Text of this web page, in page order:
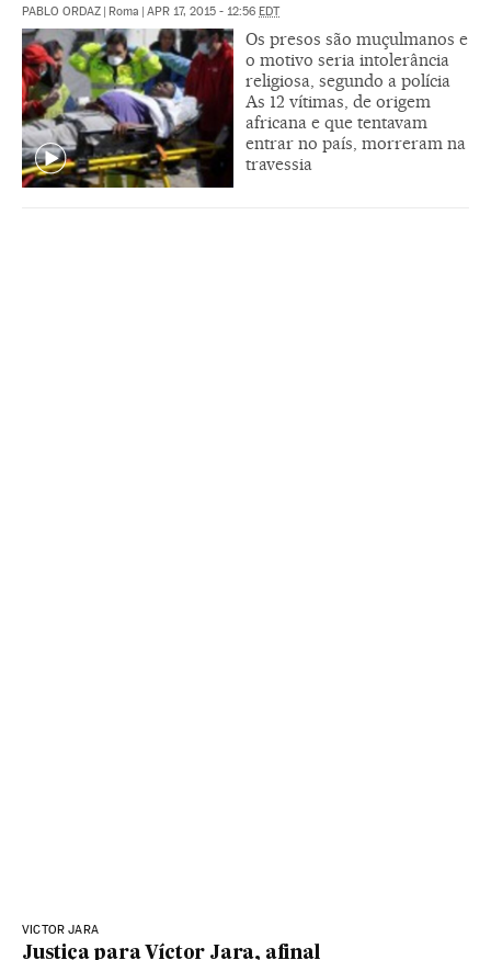
PABLO ORDAZ | Roma | APR 17, 2015 - 12:56 EDT
Os presos são muçulmanos e
o motivo seria intolerância
religiosa, segundo a polícia
As 12 vítimas, de origem
africana e que tentavam
entrar no país, morreram na
travessia
VICTOR JARA
Justiça para Víctor Jara, afinal